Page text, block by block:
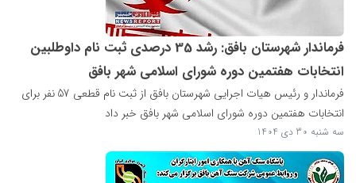
فرماندار شهرستان بافق: رشد 35 درصدی ثبت نام داوطلبین
انتخابات هفتمین دوره شورای اسلامی شهر بافق
فرماندار و رئیس هیات اجرایی شهرستان بافق از ثبت نام قطعی 57 نفر برای
انتخابات هفتمین دوره شورای اسلامی شهر بافق خبر داد
سه شنبه 30 دی 1404